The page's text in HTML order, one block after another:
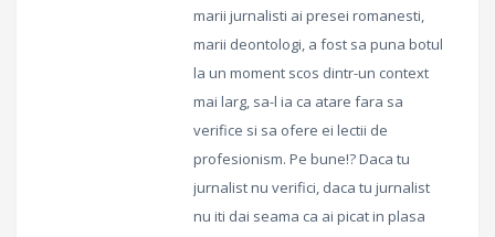
marii jurnalisti ai presei romanesti,
marii deontologi, a fost sa puna botul
la un moment scos dintr-un context
mai larg, sa-l ia ca atare fara sa
verifice si sa ofere ei lectii de
profesionism. Pe bune!? Daca tu
jurnalist nu verifici, daca tu jurnalist
nu iti dai seama ca ai picat in plasa